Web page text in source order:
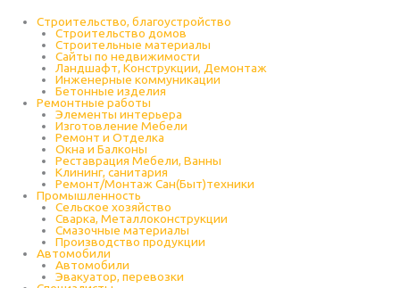
Строительство, благоустройство
Строительство домов
Строительные материалы
Сайты по недвижимости
Ландшафт, Конструкции, Демонтаж
Инженерные коммуникации
Бетонные изделия
Ремонтные работы
Элементы интерьера
Изготовление Мебели
Ремонт и Отделка
Окна и Балконы
Реставрация Мебели, Ванны
Клининг, санитария
Ремонт/Монтаж Сан(Быт)техники
Промышленность
Cельское хозяйство
Сварка, Металлоконструкции
Cмазочные материалы
Производство продукции
Автомобили
Автомобили
Эвакуатор, перевозки